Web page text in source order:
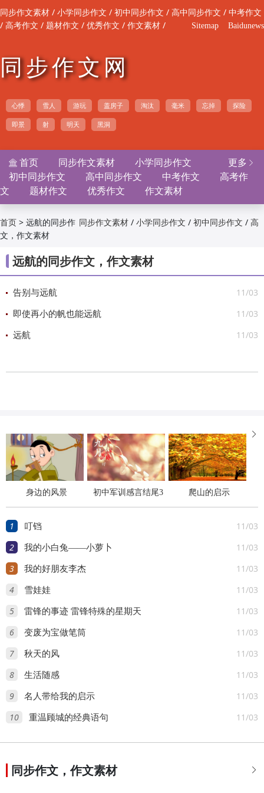
同步作文素材 / 小学同步作文 / 初中同步作文 / 高中同步作文 / 中考作文
/ 高考作文 / 题材作文 / 优秀作文 / 作文素材 / Sitemap Baidunews
同步作文网
心悸 雪人 游玩 盖房子 淘汰 毫米 忘掉 探险
即景 射 明天 黑洞
更多 
 首页 同步作文素材
小学同步作文
初中同步作文
高中同步作文 中考作文
高考作
文
题材作文 优秀作文 作文素材
同步作文素材 /小学同步作文 /初中同步作文 /高
首页 > 远航的同步作
文，作文素材
远航的同步作文，作文素材
11/03
告别与远航
11/03
即使再小的帆也能远航
11/03
远航

身边的风景
初中军训感言结尾3
则
爬山的启示
1 11/03
叮铛
2 11/03
我的小白兔——小萝卜
3 11/03
我的好朋友李杰
4 11/03
雪娃娃
5 11/03
雷锋的事迹 雷锋特殊的星期天
6 11/03
变废为宝做笔筒
7 11/03
秋天的风
8 11/03
生活随感
9 11/03
名人带给我的启示
10 11/03
重温顾城的经典语句

同步作文，作文素材